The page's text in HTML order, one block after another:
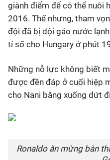
Bóng đá
Thể thao Điện tử
Các môn khác
VIDEO
Bên lề
giành điểm để có thể nuôi
2016. Thế nhưng, tham
đội đã bị dội gáo nước
tỉ số cho Hungary ở phút
Những nỗ lực không biết
được đền đáp ở cuối hiệp
cho Nani băng xuống dứt
Ronaldo ăn mừng bàn